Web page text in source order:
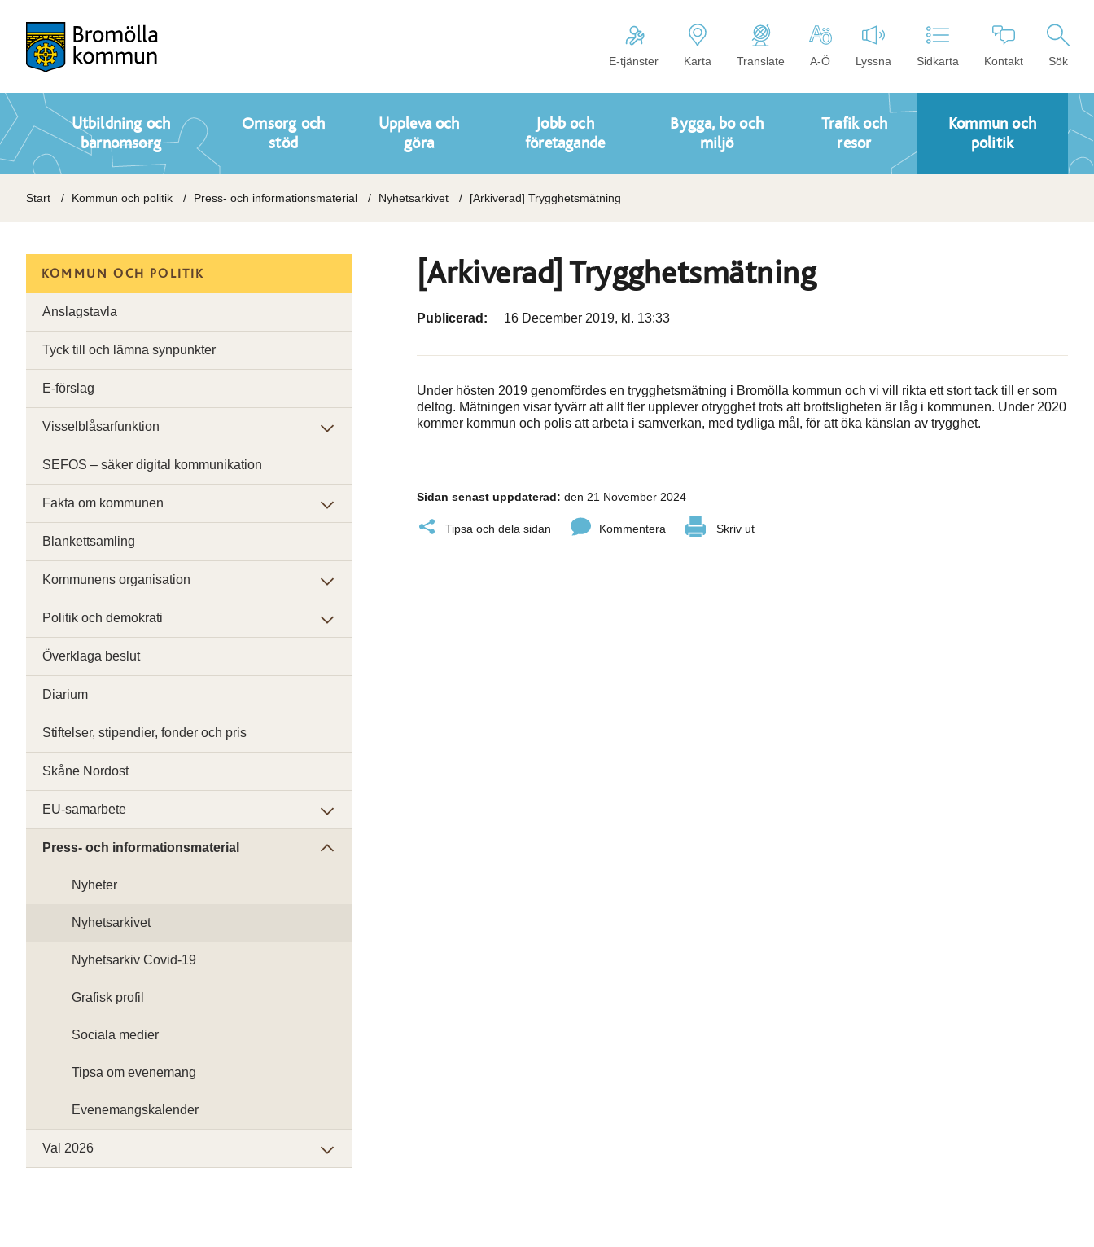
E-tjänster Karta Translate A-Ö Lyssna Sidkarta Kontakt Sök
Utbildning och
barnomsorg
Omsorg och
stöd
Uppleva och
göra
Jobb och
företagande
Bygga, bo och
miljö
Trafik och
resor
Kommun och
politik
Start Kommun och politik Press- och informationsmaterial Nyhetsarkivet [Arkiverad] Trygghetsmätning
[Arkiverad] Trygghetsmätning
Publicerad: 16 December 2019, kl. 13:33
Under hösten 2019 genomfördes en trygghetsmätning i Bromölla kommun och vi vill rikta ett stort tack till er som
deltog. Mätningen visar tyvärr att allt fler upplever otrygghet trots att brottsligheten är låg i kommunen. Under 2020
kommer kommun och polis att arbeta i samverkan, med tydliga mål, för att öka känslan av trygghet.
Sidan senast uppdaterad: den 21 November 2024
Tipsa och dela sidan Kommentera Skriv ut
KOMMUN OCH POLITIK
Anslagstavla
Tyck till och lämna synpunkter
E-förslag
Visselblåsarfunktion
SEFOS – säker digital kommunikation
Fakta om kommunen
Blankettsamling
Kommunens organisation
Politik och demokrati
Överklaga beslut
Diarium
Stiftelser, stipendier, fonder och pris
Skåne Nordost
EU-samarbete
Press- och informationsmaterial
Nyheter
Nyhetsarkivet
Nyhetsarkiv Covid-19
Grafisk profil
Sociala medier
Tipsa om evenemang
Evenemangskalender
Val 2026